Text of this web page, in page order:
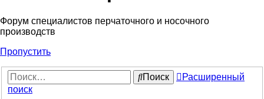
Форум специалистов перчаточного и носочного
производств
Пропустить
Поиск
Расширенный
поиск